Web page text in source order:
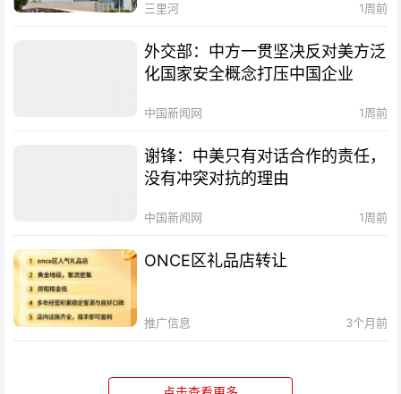
三里河 1周前
外交部：中方一贯坚决反对美方泛
化国家安全概念打压中国企业
中国新闻网 1周前
谢锋：中美只有对话合作的责任，
没有冲突对抗的理由
中国新闻网 1周前
ONCE区礼品店转让
推广信息 3个月前